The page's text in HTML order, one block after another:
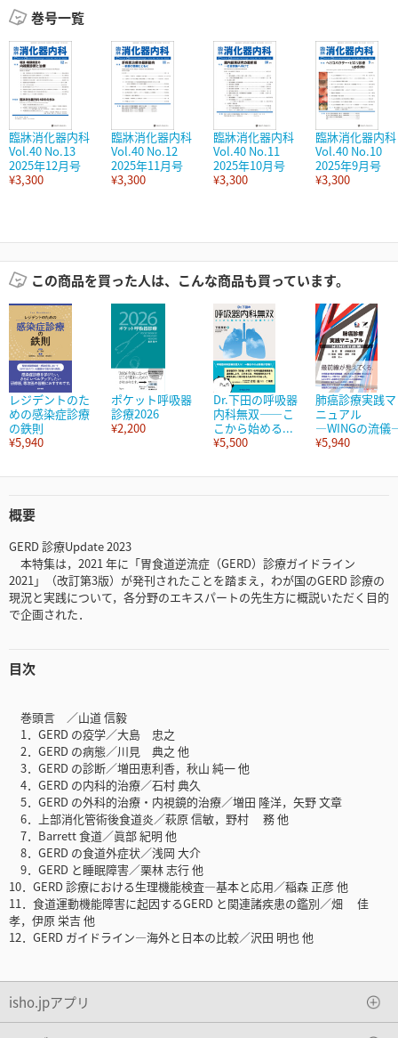
巻号一覧
臨牀消化器内科
Vol.40 No.13
2025年12月号
¥3,300
臨牀消化器内科
Vol.40 No.12
2025年11月号
¥3,300
臨牀消化器内科
Vol.40 No.11
2025年10月号
¥3,300
臨牀消化器内科
Vol.40 No.10
2025年9月号
¥3,300
この商品を買った人は、こんな商品も買っています。
レジデントのた
めの感染症診療
の鉄則
¥5,940
ポケット呼吸器
診療2026
¥2,200
Dr.下田の呼吸器
内科無双――こ
こから始める...
¥5,500
肺癌診療実践マ
ニュアル
―WINGの流
¥5,940
概要
GERD 診療Update 2023
本特集は，2021 年に「胃食道逆流症（GERD）診療ガイドライン
2021」（改訂第3版）が発刊されたことを踏まえ，わが国のGERD 診療の
現況と実践について，各分野のエキスパートの先生方に概説いただく目的
で企画された．
目次
巻頭言 ／山道 信毅
1．GERD の疫学／大島 忠之
2．GERD の病態／川見 典之 他
3．GERD の診断／増田恵利香，秋山 純一 他
4．GERD の内科的治療／石村 典久
5．GERD の外科的治療・内視鏡的治療／増田 隆洋，矢野 文章
6．上部消化管術後食道炎／萩原 信敏，野村 務 他
7．Barrett 食道／眞部 紀明 他
8．GERD の食道外症状／浅岡 大介
9．GERD と睡眠障害／栗林 志行 他
10．GERD 診療における生理機能検査―基本と応用／稲森 正彦 他
11．食道運動機能障害に起因するGERD と関連諸疾患の鑑別／畑 佳
孝，伊原 栄吉 他
12．GERD ガイドライン―海外と日本の比較／沢田 明也 他
isho.jpアプリ